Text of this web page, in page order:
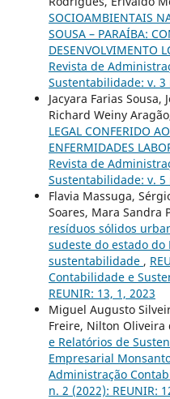
SOCIOAMBIENTAIS
SOUSA – PARAÍBA:
DESENVOLVIMENTO
Revista de
Sustentabilidade: v. 3
Jacyara Farias
Richard Weiny
LEGAL CONFERIDO
ENFERMIDADES
Revista de
Sustentabilidade: v. 5
Flavia Massuga,
Soares, Mara Sandra
resíduos sólidos
sudeste do estado do
sustentabilidade ,
Contabilidade e
REUNIR: 13, 1, 2023
Miguel Augusto
Freire, Nilton Oliveira
e Relatórios de
Empresarial
Administração
n. 2 (2022): REUNIR: